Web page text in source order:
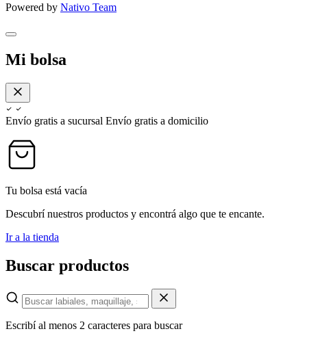
Powered by Nativo Team
Mi bolsa
Envío gratis a sucursal Envío gratis a domicilio
Tu bolsa está vacía
Descubrí nuestros productos y encontrá algo que te encante.
Ir a la tienda
Buscar productos
Escribí al menos 2 caracteres para buscar